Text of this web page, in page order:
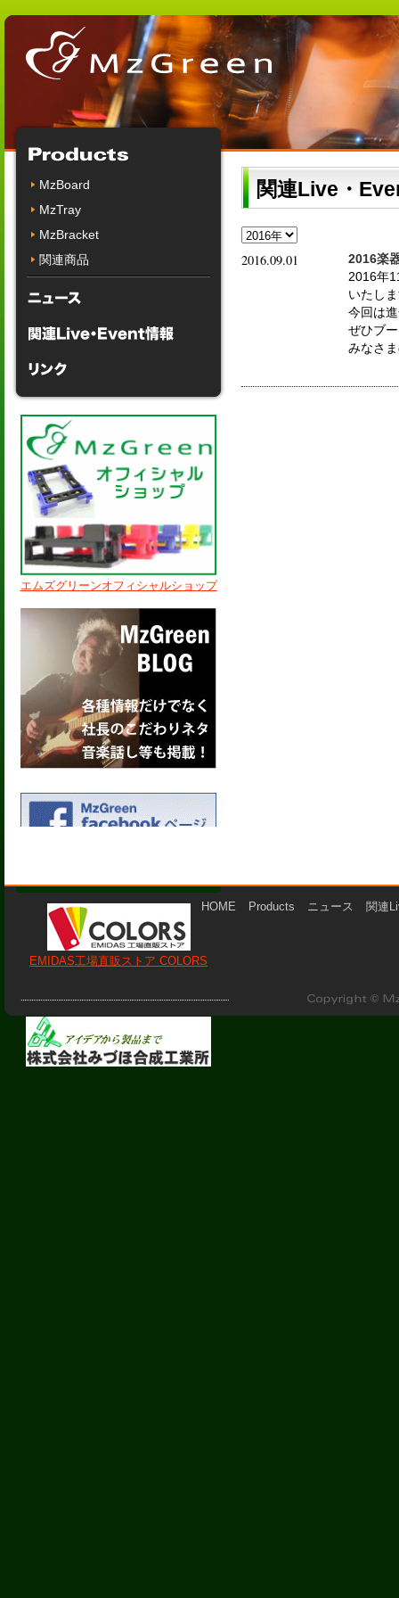
関連Live・
2016.09.01
2016楽
2016年
いたし
今回は
ぜひブ
みなさ
MzBoard
MzTray
MzBracket
関連商品
エムズグリーンオフィシャルショップ
EMIDAS工場直販ストア COLORS
HOME Products ニュース 関連